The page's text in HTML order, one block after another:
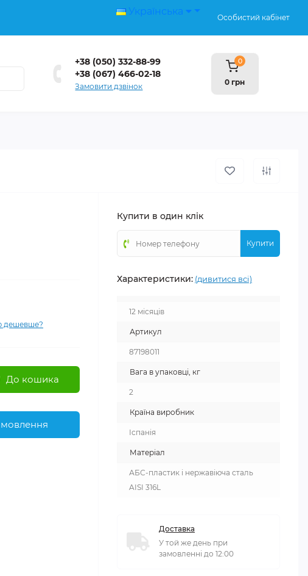
Українська
Особистий кабінет
+38 (050) 332-88-99
+38 (067) 466-02-18
Замовити дзвінок
0
0 грн
дешевше?
До кошика
Купити в один клік
Купити
Характеристики: (дивитися всі)
12 місяців
Артикул
87198011
Вага в упаковці, кг
2
Країна виробник
Іспанія
Матеріал
АБС-пластик і нержавіюча сталь
AISI 316L
Доставка
У той же день при
замовленні до 12:00